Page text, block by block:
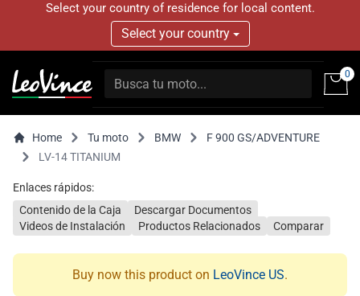
Select your country of residence for local content.
Select your country
0
Home Tu moto BMW
F 900 GS/ADVENTURE
LV-14 TITANIUM
Enlaces rápidos:
Contenido de la Caja
Descargar Documentos
Videos de Instalación
Productos Relacionados Comparar
Buy now this product on LeoVince US.